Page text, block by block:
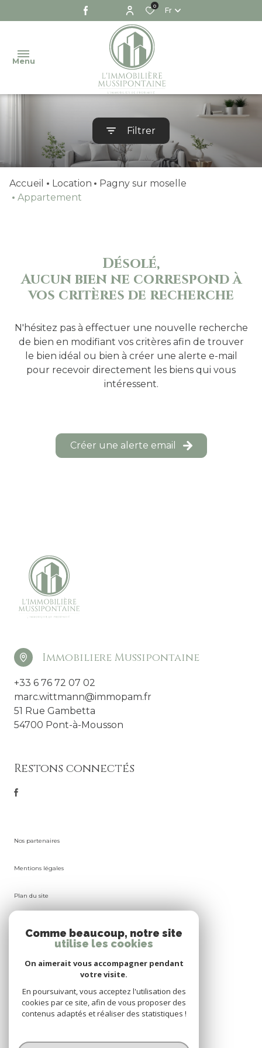
0
Fr
Menu
AGENCE
VENTES
NOS
LOCATIONS
ESTIMATION
Filtrer
Accueil Location
Pagny sur moselle
Appartement
Désolé,
Aucun bien ne correspond à
vos critères de recherche
N'hésitez pas à effectuer une nouvelle recherche
de bien en modifiant vos critères afin de trouver
le bien idéal ou bien à créer une alerte e-mail
pour recevoir directement les biens qui vous
intéressent.
Créer une alerte email
Immobiliere Mussipontaine
+33 6 76 72 07 02
marc.wittmann@immopam.fr
51 Rue Gambetta
54700 Pont-à-Mousson
Restons connectés
Nos partenaires
Mentions légales
Plan du site
Cookies
© 2026 | Tous droits réservés
Comme beaucoup, notre site
utilise les cookies
On aimerait vous accompagner pendant
votre visite.
En poursuivant, vous acceptez l'utilisation des
cookies par ce site, afin de vous proposer des
contenus adaptés et réaliser des statistiques !